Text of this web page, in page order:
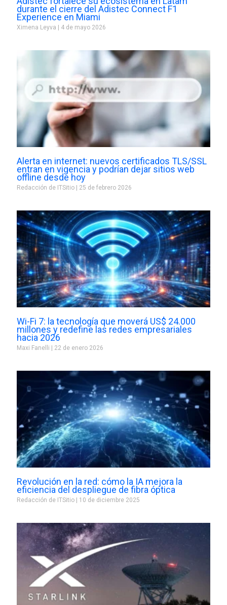
durante el cierre del Adistec Connect F1
Experience en Miami
Ximena Leyva 4 de mayo 2026
Alerta en internet: nuevos certificados TLS/SSL
entran en vigencia y podrían dejar sitios web
offline desde hoy
Redacción de ITSitio 25 de febrero 2026
Wi-Fi 7: la tecnología que moverá US$ 24.000
millones y redefine las redes empresariales
hacia 2026
Maxi Fanelli 22 de enero 2026
Revolución en la red: cómo la IA mejora la
eficiencia del despliegue de fibra óptica
Redacción de ITSitio 10 de diciembre 2025